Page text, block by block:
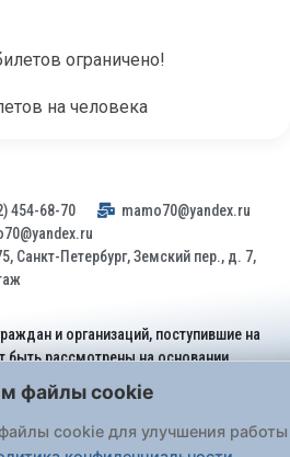
ограничено!
на человека
454-68-70
mamo70@yandex.ru
Санкт-Петербург, Земский пер., д. 7,
и организаций, поступившие на
быть рассмотрены на основании
02.05.2006 № 59-ФЗ
черезпортал «Госуслуги» (ЕПГУ)
предъявлении паспорта.
файлы cookie
cookie для улучшения работы